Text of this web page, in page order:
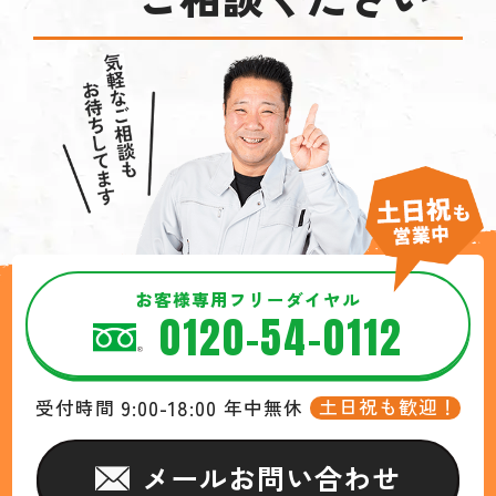
お客様専用フリーダイヤル
0120-54-0112
受付時間 9:00-18:00 年中無休 土日祝も歓迎！
メールお問い合わせ